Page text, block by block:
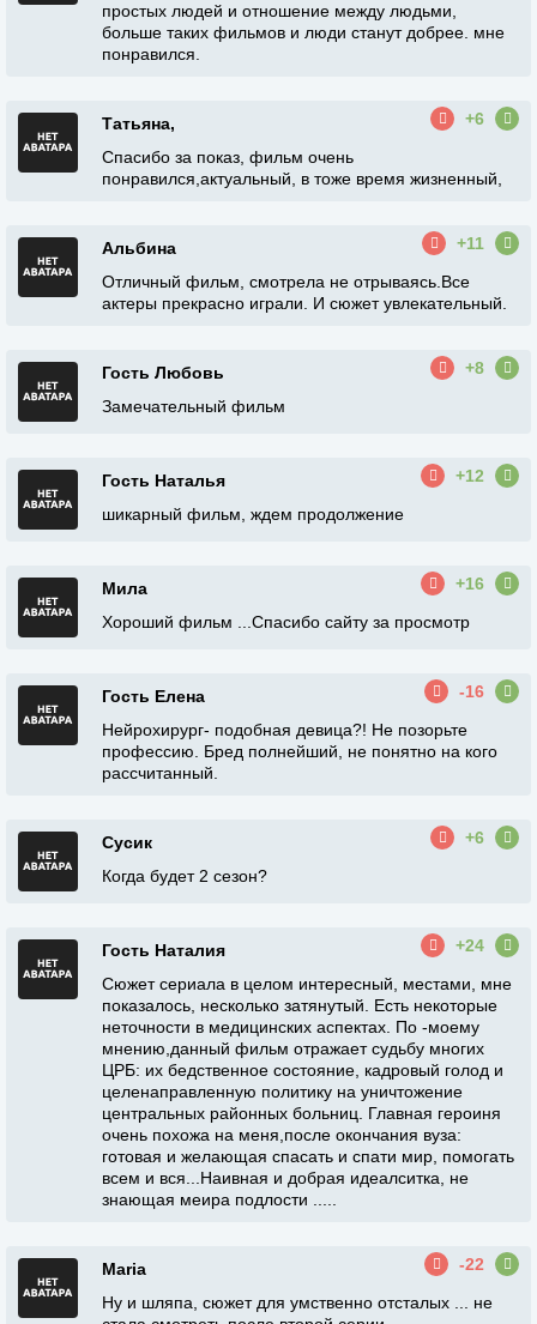
простых людей и отношение между людьми,
больше таких фильмов и люди станут добрее. мне
понравился.
Татьяна,
+6
Спасибо за показ, фильм очень
понравился,актуальный, в тоже время жизненный,
Альбина
+11
Отличный фильм, смотрела не отрываясь.Все
актеры прекрасно играли. И сюжет увлекательный.
Гость Любовь
+8
Замечательный фильм
Гость Наталья
+12
шикарный фильм, ждем продолжение
Мила
+16
Хороший фильм ...Спасибо сайту за просмотр
Гость Елена
-16
Нейрохирург- подобная девица?! Не позорьте
профессию. Бред полнейший, не понятно на кого
рассчитанный.
Сусик
+6
Когда будет 2 сезон?
Гость Наталия
+24
Сюжет сериала в целом интересный, местами, мне
показалось, несколько затянутый. Есть некоторые
неточности в медицинских аспектах. По -моему
мнению,данный фильм отражает судьбу многих
ЦРБ: их бедственное состояние, кадровый голод и
целенаправленную политику на уничтожение
центральных районных больниц. Главная героиня
очень похожа на меня,после окончания вуза:
готовая и желающая спасать и спати мир, помогать
всем и вся...Наивная и добрая идеалситка, не
знающая меира подлости .....
Maria
-22
Ну и шляпа, сюжет для умственно отсталых ... не